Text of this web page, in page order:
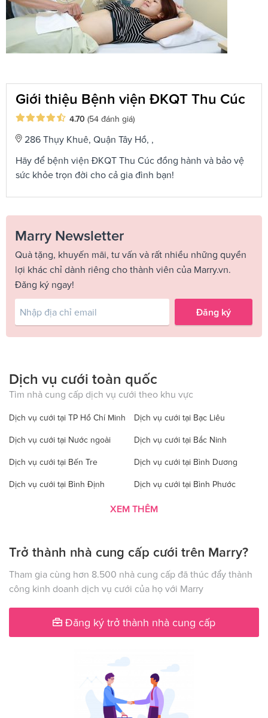
Giới thiệu Bệnh viện ĐKQT Thu Cúc
4.70 (54 đánh giá)
286 Thụy Khuê, Quận Tây Hồ, ,
Hãy để bệnh viện ĐKQT Thu Cúc đồng hành và bảo vệ
sức khỏe trọn đời cho cả gia đình bạn!
Marry Newsletter
Quà tặng, khuyến mãi, tư vấn và rất nhiều những quyền
lợi khác chỉ dành riêng cho thành viên của Marry.vn.
Đăng ký ngay!
Đăng ký
Dịch vụ cưới toàn quốc
Tìm nhà cung cấp dịch vụ cưới theo khu vực
Dịch vụ cưới tại TP Hồ Chí Minh Dịch vụ cưới tại Bạc Liêu
Dịch vụ cưới tại Nước ngoài Dịch vụ cưới tại Bắc Ninh
Dịch vụ cưới tại Bến Tre Dịch vụ cưới tại Bình Dương
Dịch vụ cưới tại Bình Định Dịch vụ cưới tại Bình Phước
Dịch vụ cưới tại Bình Thuận Dịch vụ cưới tại Cà Mau
Dịch vụ cưới tại Hà Nội Dịch vụ cưới tại Đăk Nông
Dịch vụ cưới tại Điện Biên Dịch vụ cưới tại Đồng Nai
Dịch vụ cưới tại Đồng Tháp Dịch vụ cưới tại Gia Lai
Dịch vụ cưới tại Hà Giang Dịch vụ cưới tại Hà Nam
Dịch vụ cưới tại Hà Tây Dịch vụ cưới tại Hà Tĩnh
Dịch vụ cưới tại Hậu Giang Dịch vụ cưới tại Hòa Bình
Dịch vụ cưới tại Hưng Yên Dịch vụ cưới tại Khánh Hòa
XEM THÊM
Trở thành nhà cung cấp cưới trên Marry?
Tham gia cùng hơn 8.500 nhà cung cấp đã thúc đẩy thành
công kinh doanh dịch vụ cưới của họ với Marry
Đăng ký trở thành nhà cung cấp